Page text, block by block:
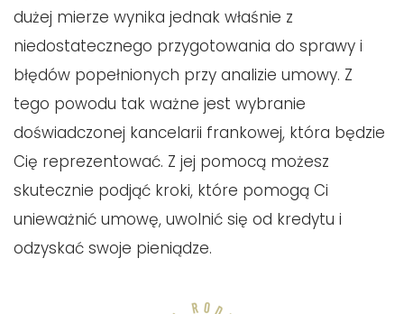
dużej mierze wynika jednak właśnie z
niedostatecznego przygotowania do sprawy i
błędów popełnionych przy analizie umowy. Z
tego powodu tak ważne jest wybranie
doświadczonej kancelarii frankowej, która będzie
Cię reprezentować. Z jej pomocą możesz
skutecznie podjąć kroki, które pomogą Ci
unieważnić umowę, uwolnić się od kredytu i
odzyskać swoje pieniądze.